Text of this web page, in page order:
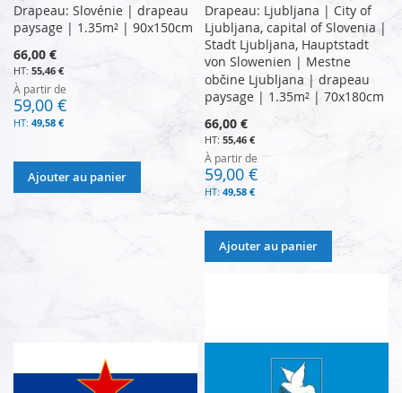
Drapeau: Slovénie | drapeau
paysage | 1.35m² | 90x150cm
66,00 €
55,46 €
À partir de
59,00 €
49,58 €
Ajouter au panier
Drapeau: Ljubljana | City of
Ljubljana, capital of Slovenia |
Stadt Ljubljana, Hauptstadt
von Slowenien | Mestne
občine Ljubljana | drapeau
paysage | 1.35m² | 70x180cm
66,00 €
55,46 €
À partir de
59,00 €
49,58 €
Ajouter au panier